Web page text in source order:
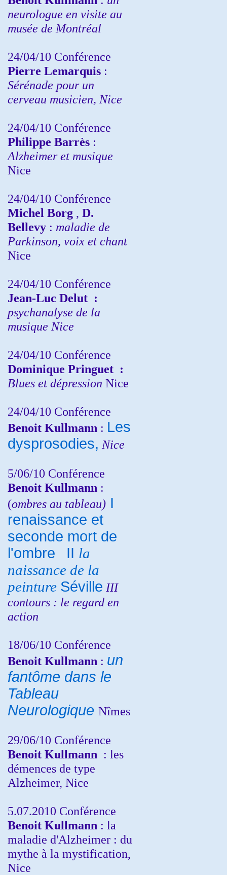
neurologue en visite au
musée de Montréal
24/04/10 Conférence
Pierre Lemarquis :
Sérénade pour un
cerveau musicien, Nice
24/04/10 Conférence
Philippe Barrès :
Alzheimer et musique
Nice
24/04/10 Conférence
Michel Borg , D.
Bellevy : maladie de
Parkinson, voix et chant
Nice
24/04/10 Conférence
Jean-Luc Delut :
psychanalyse de la
musique Nice
24/04/10 Conférence
Dominique Pringuet :
Blues et dépression Nice
24/04/10 Conférence
Benoit Kullmann : Les
dysprosodies, Nice
5/06/10 Conférence
Benoit Kullmann :
(ombres au tableau) I
renaissance et
seconde mort de
l'ombre
II la
naissance de la
peinture Séville III
contours : le regard en
action
18/06/10 Conférence
Benoit Kullmann : un
fantôme dans le
Tableau
Neurologique Nîmes
29/06/10 Conférence
Benoit Kullmann : les
démences de type
Alzheimer, Nice
5.07.2010 Conférence
Benoit Kullmann : la
maladie d'Alzheimer : du
mythe à la mystification,
Nice